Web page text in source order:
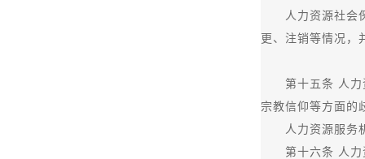
人力资源社会保
更、注销等情况，
第十五条 人力资
宗教信仰等方面的
人力资源服务机
第十六条 人力资